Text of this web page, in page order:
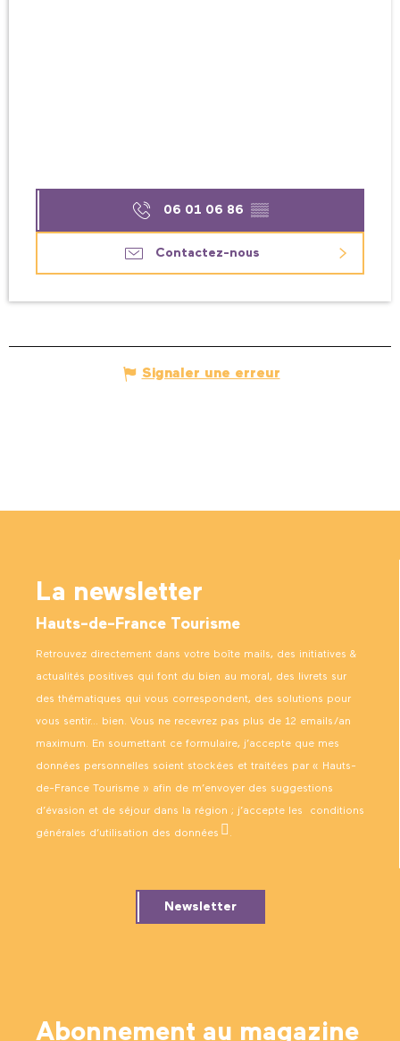
06 01 06 86 ▒▒
Contactez-nous
Signaler une erreur
La newsletter
Hauts-de-France Tourisme
Retrouvez directement dans votre boîte mails, des initiatives &
actualités positives qui font du bien au moral, des livrets sur
des thématiques qui vous correspondent, des solutions pour
vous sentir… bien. Vous ne recevrez pas plus de 12 emails/an
maximum. En soumettant ce formulaire, j’accepte que mes
données personnelles soient stockées et traitées par « Hauts-
de-France Tourisme » afin de m’envoyer des suggestions
d’évasion et de séjour dans la région ; j’accepte les conditions
générales d’utilisation des données .
Newsletter
Abonnement au magazine